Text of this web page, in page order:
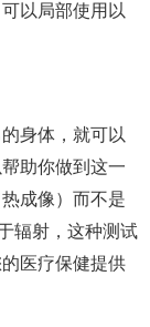
以局部使用以
身体，就可以
助你做到这一
成像）而不是
辐射，这种测试
医疗保健提供